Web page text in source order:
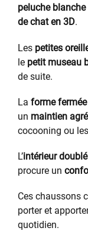
peluche
de chat en 3D.
Les petites
le petit museau
de suite.
La forme fermée
un maintien
cocooning ou
L’intérieur
procure un
Ces chaussons
porter et
quotidien.